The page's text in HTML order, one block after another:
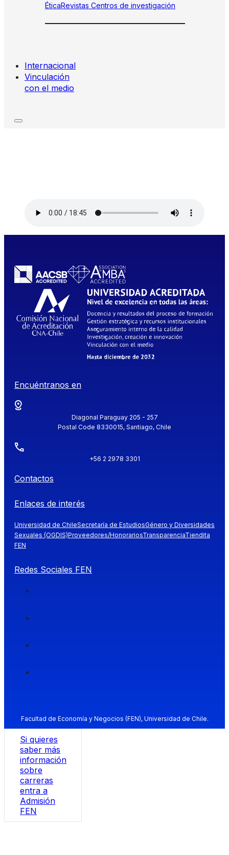
ÉticaRevistas Centros de investigación
Internacional
Vinculación
con el medio
Encuéntranos en
Diagonal Paraguay 205 - 257
Postal Code 8330015, Santiago, Chile
+56 2 2978 3301
Contactos
Enlaces de interés
Universidad de ChileSecretaría de EstudiosGénero y Diversidades
Sexuales (OGDIS)Proveedores/HonorariosTransparenciaTiendita
FEN
Redes Sociales FEN
Facultad de Economía y Negocios (FEN), Universidad de Chile.
Si quieres
saber más
información
sobre
carreras
entra a
Admisión
FEN